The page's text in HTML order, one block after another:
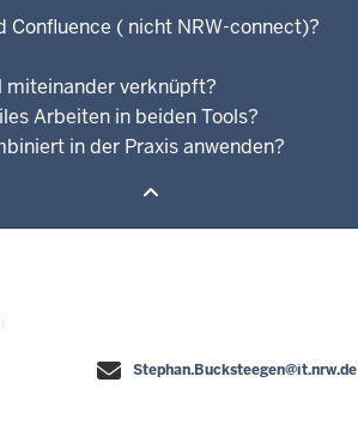
( nicht NRW-connect)?
miteinander verknüpft?
Arbeiten in beiden Tools?
in der Praxis anwenden?
Stephan.Bucksteegen@it.nrw.de